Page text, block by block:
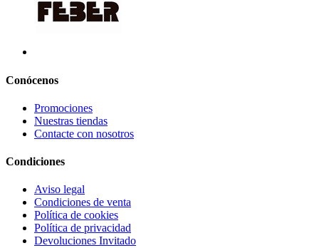
Conócenos
Promociones
Nuestras tiendas
Contacte con nosotros
Condiciones
Aviso legal
Condiciones de venta
Política de cookies
Política de privacidad
Devoluciones Invitado